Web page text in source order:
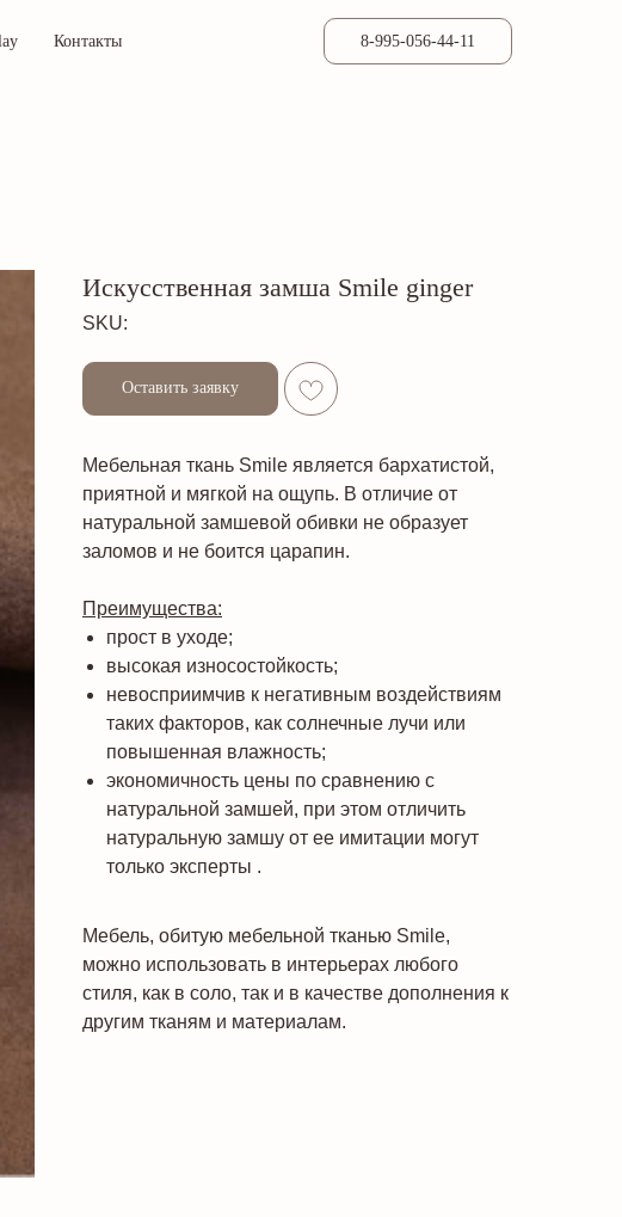
Контакты 8-995-056-44-11
Искусственная замша Smile ginger
SKU:
Оставить заявку
Мебельная ткань Smile является бархатистой,
приятной и мягкой на ощупь. В отличие от
натуральной замшевой обивки не образует
заломов и не боится царапин.
Преимущества:
прост в уходе;
высокая износостойкость;
невосприимчив к негативным воздействиям
таких факторов, как солнечные лучи или
повышенная влажность;
экономичность цены по сравнению с
натуральной замшей, при этом отличить
натуральную замшу от ее имитации могут
только эксперты .
Мебель, обитую мебельной тканью Smile,
можно использовать в интерьерах любого
стиля, как в соло, так и в качестве дополнения к
другим тканям и материалам.